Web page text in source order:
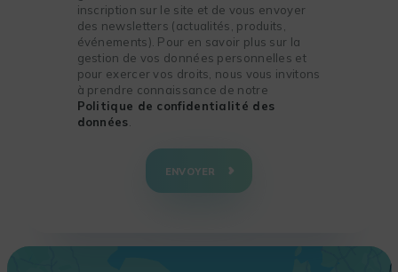
inscription sur le site et de vous envoyer
des newsletters (actualités, produits,
événements). Pour en savoir plus sur la
gestion de vos données personnelles et
pour exercer vos droits, nous vous invitons
à prendre connaissance de notre
Politique de confidentialité des
données
ENVOYER